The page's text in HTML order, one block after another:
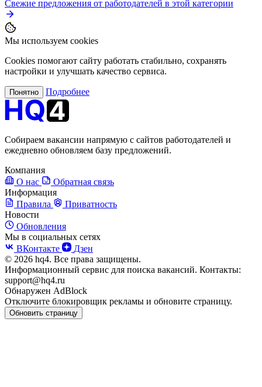
Свежие предложения от работодателей в этой категории
Мы используем cookies
Cookies помогают сайту работать стабильно, сохранять
настройки и улучшать качество сервиса.
Понятно Подробнее
Собираем вакансии напрямую с сайтов работодателей и
ежедневно обновляем базу предложений.
Компания
О нас
Обратная связь
Информация
Правила
Приватность
Новости
Обновления
Мы в социальных сетях
ВКонтакте
Дзен
© 2026 hq4. Все права защищены.
Информационный сервис для поиска вакансий. Контакты:
support@hq4.ru
Обнаружен AdBlock
Отключите блокировщик рекламы и обновите страницу.
Обновить страницу